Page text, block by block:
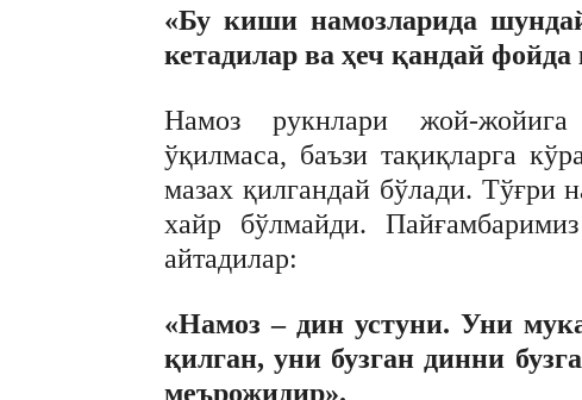
«Бу киши намозларида
кетадилар ва ҳеч қандай
Намоз рукнлари жой-
ўқилмаса, баъзи тақиқларга
мазаx қилгандай бўлади. Тўғри
xайр бўлмайди.
айтадилар:
«Намоз – дин устуни. Уни
қилган, уни бузган динни
меърожидир».